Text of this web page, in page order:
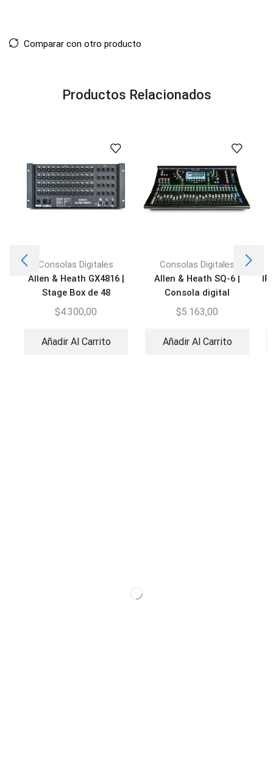
Comparar con otro producto
Productos Relacionados
Consolas Digitales
Allen & Heath GX4816 |
Stage Box de 48
entradas/16 salidas XLR
$4.300,00
Añadir Al Carrito
Consolas Digitales
Allen & Heath SQ-6 |
Consola digital
$5.163,00
Añadir Al Carrito